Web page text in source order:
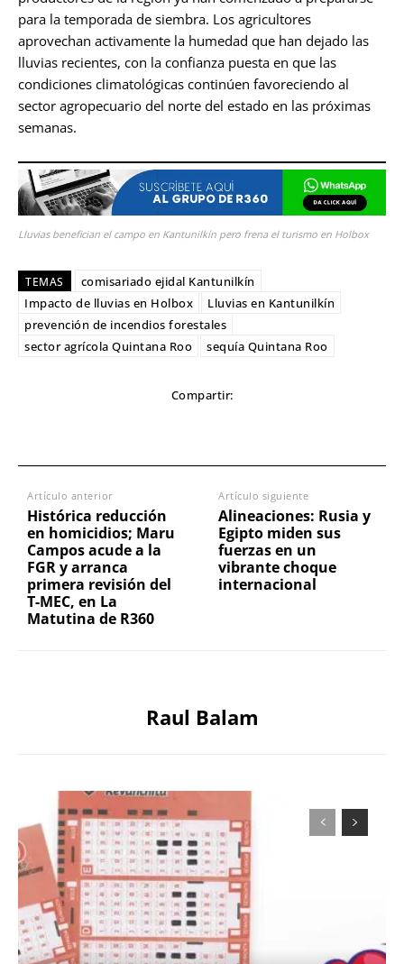
para la temporada de siembra. Los agricultores
aprovechan activamente la humedad que han dejado las
lluvias recientes, con la confianza puesta en que las
condiciones climatológicas continúen favoreciendo al
sector agropecuario del norte del estado en las próximas
semanas.
Lluvias benefician el campo en Kantunilkín pero frena el turismo en Holbox
TEMAS
comisariado ejidal Kantunilkín
Impacto de lluvias en Holbox
Lluvias en Kantunilkín
prevención de incendios forestales
sector agrícola Quintana Roo
sequía Quintana Roo
Compartir:
Artículo anterior
Histórica reducción
en homicidios; Maru
Campos acude a la
FGR y arranca
primera revisión del
T-MEC, en La
Matutina de R360
Artículo siguiente
Alineaciones: Rusia y
Egipto miden sus
fuerzas en un
vibrante choque
internacional
Raul Balam